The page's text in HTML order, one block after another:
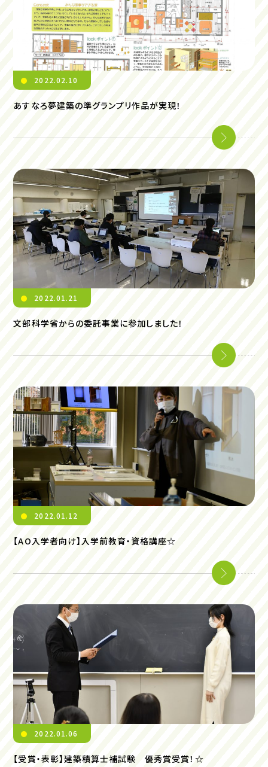
2022.02.10
あすなろ夢建築の準グランプリ作品が実現！
2022.01.21
文部科学省からの委託事業に参加しました！
2022.01.12
【AO入学者向け】入学前教育・資格講座☆
2022.01.06
【受賞・表彰】建築積算士補試験 優秀賞受賞！☆